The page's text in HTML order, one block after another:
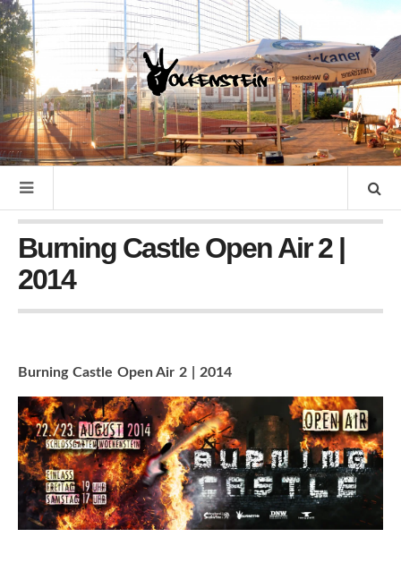
Burning Castle Open Air 2 |
2014
Burning Castle Open Air 2 | 2014